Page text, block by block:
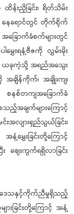
ထိန်းညှိခြင်း၊ ရိတ်သိမ်း
န် နေရောင်တွင် တိုက်ရိုက်
ောက်ခံစက်များတွင်
မွှေးရနံ့ဗီဇကို လွှမ်းမိုး
င့် ယခုကဲ့သို့ အရည်အသွေး
အချိန်ကိုက်၊ အချိုးကျ၊
စနစ်တကျအခြောက်ခံ
သည့်အချက်များကြောင့်
လျားရှည်သွယ်ခြင်း၊
အနံ့မွှေးခြင်းတို့ကြောင့်
း ဈေးကွက်ရရှိလာခြင်း
ေဒေသနှင့်ကိုက်ညီမှုရှိသည့်
ားခြင်းတို့ကြောင့် အနံ့